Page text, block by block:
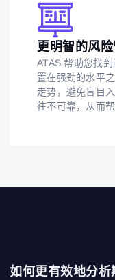
更明智的风险
ATAS 帮助您找
置在强劲的水平
走势，避免盲目
往不可靠，从而
如何更有效地分析